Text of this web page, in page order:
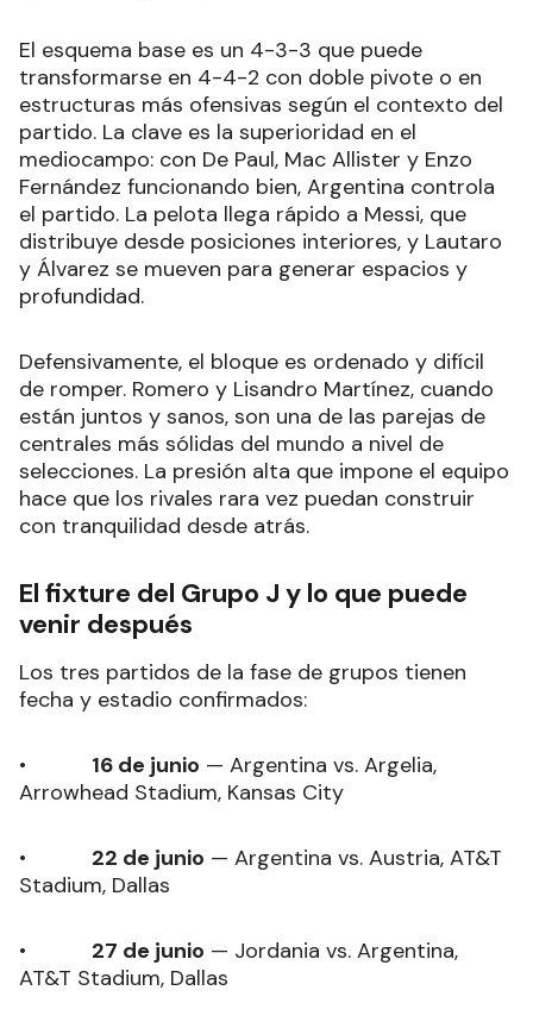
El esquema base es un 4-3-3 que puede
transformarse en 4-4-2 con doble pivote o en
estructuras más ofensivas según el contexto del
partido. La clave es la superioridad en el
mediocampo: con De Paul, Mac Allister y Enzo
Fernández funcionando bien, Argentina controla
el partido. La pelota llega rápido a Messi, que
distribuye desde posiciones interiores, y Lautaro
y Álvarez se mueven para generar espacios y
profundidad.
Defensivamente, el bloque es ordenado y difícil
de romper. Romero y Lisandro Martínez, cuando
están juntos y sanos, son una de las parejas de
centrales más sólidas del mundo a nivel de
selecciones. La presión alta que impone el equipo
hace que los rivales rara vez puedan construir
con tranquilidad desde atrás.
El fixture del Grupo J y lo que puede
venir después
Los tres partidos de la fase de grupos tienen
fecha y estadio confirmados:
• 16 de junio — Argentina vs. Argelia,
Arrowhead Stadium, Kansas City
• 22 de junio — Argentina vs. Austria, AT&T
Stadium, Dallas
• 27 de junio — Jordania vs. Argentina,
AT&T Stadium, Dallas